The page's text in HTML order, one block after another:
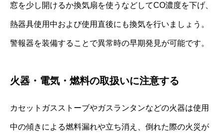
窓を少し開けるか換気扇を使うなどしてCO濃度を下げ、
熱器具使用中および使用直後にも換気を行いましょう。
警報器を装備することで異常時の早期発見が可能です。
火器・電気・燃料の取扱いに注意する
カセットガスストーブやガスランタンなどの火器は使用
中の傾きによる燃料漏れや立ち消え、倒れた際の火災が